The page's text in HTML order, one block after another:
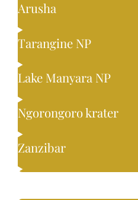
Arusha
Tarangine NP
Lake Manyara NP
Ngorongoro krater
Zanzibar